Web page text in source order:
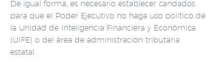
De igual forma, es necesario establecer candados
para que el Poder Ejecutivo no haga uso político de
la Unidad de Inteligencia Financiera y Económica
(UIFE) o del área de administración tributaria
estatal.